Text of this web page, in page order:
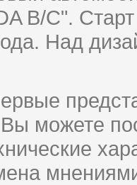
B/C".
Над
Вы можете